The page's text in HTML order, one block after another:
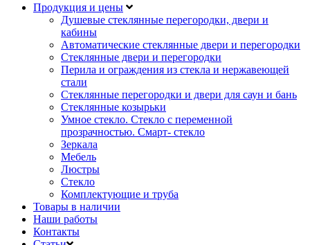
Продукция и цены
Душевые стеклянные перегородки, двери и
кабины
Автоматические стеклянные двери и перегородки
Стеклянные двери и перегородки
Перила и ограждения из стекла и нержавеющей
стали
Стеклянные перегородки и двери для саун и бань
Стеклянные козырьки
Умное стекло. Стекло с переменной
прозрачностью. Смарт- стекло
Зеркала
Мебель
Люстры
Стекло
Комплектующие и труба
Товары в наличии
Наши работы
Контакты